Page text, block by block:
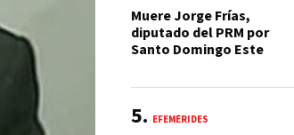
Muere Jorge Frías,
diputado del PRM por
Santo Domingo Este
EFEMÉRIDES